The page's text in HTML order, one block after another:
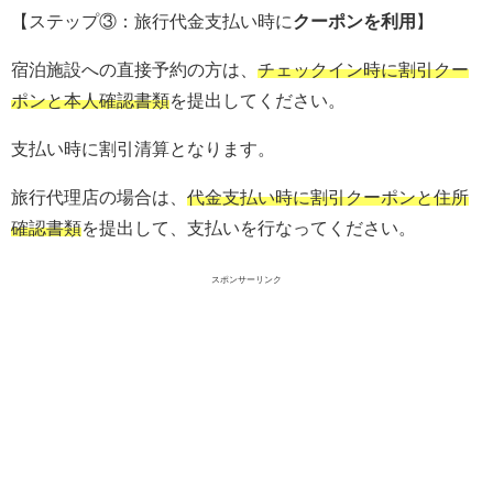
【ステップ③：旅行代金支払い時にクーポンを利用 】
宿泊施設への直接予約の方は、 チェックイン時に割引クー
ポンと本人確認書類を提出してください。
支払い時に割引清算となります。
旅行代理店の場合は、 代金支払い時に割引クーポンと住所
確認書類を提出して、支払いを行なってください。
スポンサーリンク